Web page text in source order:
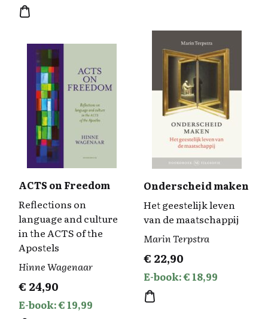
ACTS on Freedom
Reflections on
language and culture
in the ACTS of the
Apostels
Hinne Wagenaar
€ 24,90
E-book: € 19,99
Onderscheid maken
Het geestelijk leven
van de maatschappij
Marin Terpstra
€ 22,90
E-book: € 18,99